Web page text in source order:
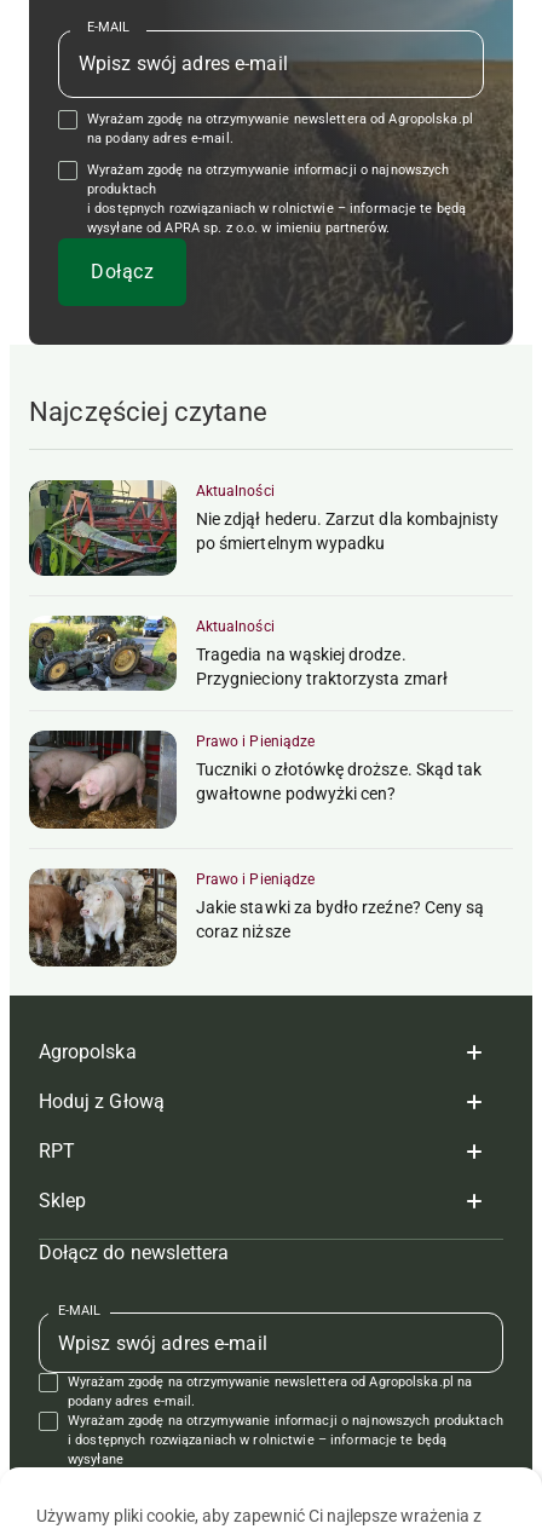
E-MAIL
Wyrażam zgodę na otrzymywanie newslettera od Agropolska.pl
na podany adres e-mail.
Wyrażam zgodę na otrzymywanie informacji o najnowszych
produktach
i dostępnych rozwiązaniach w rolnictwie – informacje te będą
wysyłane od APRA sp. z o.o. w imieniu partnerów.
Najczęściej czytane
Aktualności
Nie zdjął hederu. Zarzut dla kombajnisty
po śmiertelnym wypadku
Aktualności
Tragedia na wąskiej drodze.
Przygnieciony traktorzysta zmarł
Prawo i Pieniądze
Tuczniki o złotówkę droższe. Skąd tak
gwałtowne podwyżki cen?
Prawo i Pieniądze
Jakie stawki za bydło rzeźne? Ceny są
coraz niższe
Agropolska
Redakcja
Reklama
Tagi
Mapa serwisu
Kontakt
Regulamin
Polityka prywatności
Hoduj z Głową
Hoduj z głową bydło
Hoduj z głową świnie
Prenumerata
Redakcja
Kontakt
Reklama
RPT
Redakcja
Prenumerata
Reklama
Kontakt
Krzyżówki
Sklep
Czasopisma i prenumerata
Książki
Regulamin
Dołącz do newslettera
E-MAIL
Wyrażam zgodę na otrzymywanie newslettera od Agropolska.pl na
podany adres e-mail.
Wyrażam zgodę na otrzymywanie informacji o najnowszych produktach
i dostępnych rozwiązaniach w rolnictwie – informacje te będą
wysyłane
Używamy pliki cookie, aby zapewnić Ci najlepsze wrażenia z